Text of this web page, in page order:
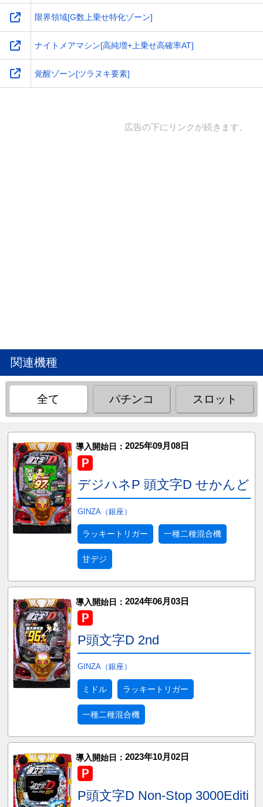
限界領域[G数上乗せ特化ゾーン]
ナイトメアマシン[高純増+上乗せ高確率AT]
覚醒ゾーン[ツラヌキ要素]
広告の下にリンクが続きます。
関連機種
全て パチンコ スロット
導入開始日： 2025年09月08日
デジハネP 頭文字D せかんど
GINZA（銀座）
ラッキートリガー 一種二種混合機
甘デジ
導入開始日： 2024年06月03日
P頭文字D 2nd
GINZA（銀座）
ミドル ラッキートリガー
一種二種混合機
導入開始日： 2023年10月02日
P頭文字D Non-Stop 3000Editi